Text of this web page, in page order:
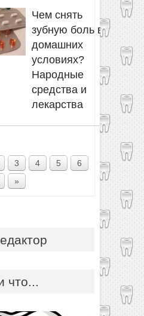
Чем снять
зубную боль в
домашних
условиях?
Народные
средства и
лекарства
3 4 5
6
»
что...